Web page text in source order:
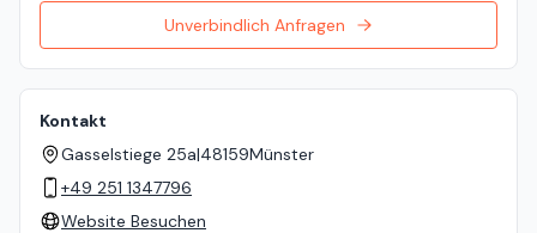
Unverbindlich Anfragen
Kontakt
Gasselstiege 25a|48159Münster
+49 251 1347796
Website Besuchen